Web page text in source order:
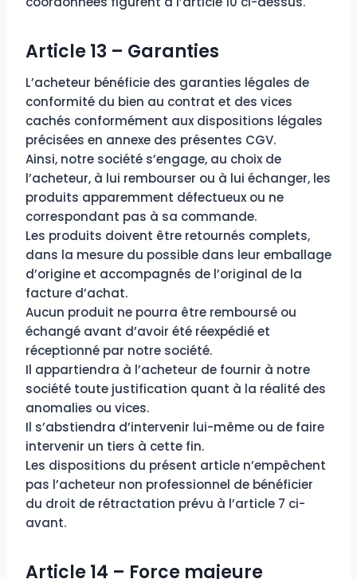
Article 13 – Garanties
L’acheteur bénéficie des garanties légales de
conformité du bien au contrat et des vices
cachés conformément aux dispositions légales
précisées en annexe des présentes CGV.
Ainsi, notre société s’engage, au choix de
l’acheteur, à lui rembourser ou à lui échanger, les
produits apparemment défectueux ou ne
correspondant pas à sa commande.
Les produits doivent être retournés complets,
dans la mesure du possible dans leur emballage
d’origine et accompagnés de l’original de la
facture d’achat.
Aucun produit ne pourra être remboursé ou
échangé avant d’avoir été réexpédié et
réceptionné par notre société.
Il appartiendra à l’acheteur de fournir à notre
société toute justification quant à la réalité des
anomalies ou vices.
Il s’abstiendra d’intervenir lui-même ou de faire
intervenir un tiers à cette fin.
Les dispositions du présent article n’empêchent
pas l’acheteur non professionnel de bénéficier
du droit de rétractation prévu à l’article 7 ci-
avant.
Article 14 – Force majeure